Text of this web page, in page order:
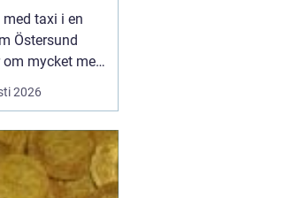
resor året
med taxi i en
Östersund
om mycket mer
ta sig från
till punkt B.
och
spelar stor
i en region
2026